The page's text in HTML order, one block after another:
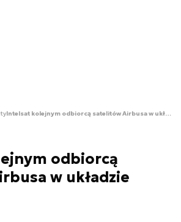
Intelsat kolejnym odbiorcą satelitów Airbusa w układzie OneSat
odbiorcą
w układzie